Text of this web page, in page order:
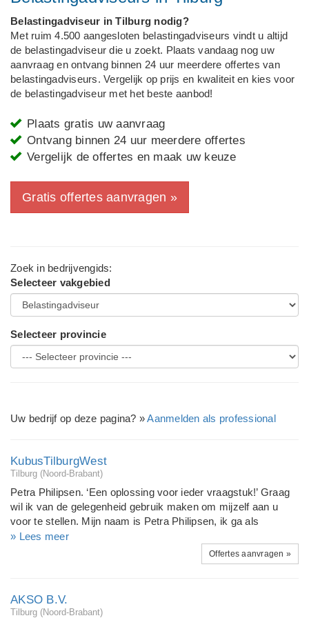
Belastingadviseur in Tilburg nodig?
Met ruim 4.500 aangesloten belastingadviseurs vindt u altijd
de belastingadviseur die u zoekt. Plaats vandaag nog uw
aanvraag en ontvang binnen 24 uur meerdere offertes van
belastingadviseurs. Vergelijk op prijs en kwaliteit en kies voor
de belastingadviseur met het beste aanbod!
Plaats gratis uw aanvraag
Ontvang binnen 24 uur meerdere offertes
Vergelijk de offertes en maak uw keuze
Gratis offertes aanvragen »
Zoek in bedrijvengids:
Selecteer vakgebied
Selecteer provincie
Uw bedrijf op deze pagina? »Aanmelden als professional
KubusTilburgWest
Tilburg (Noord-Brabant)
Petra Philipsen. ‘Een oplossing voor ieder vraagstuk!’ Graag
wil ik van de gelegenheid gebruik maken om mijzelf aan u
voor te stellen. Mijn naam is Petra Philipsen, ik ga als
eigenaar van Kubus Tilburg West aan de slag op
industrieterrein “Kraaiven” in Tilburg West. Na het succesvol
afronden van mijn administratieve opleidingen ben ik al ruim
lang heb ik gewerkt als boekhouder binnen het bedrijfsleven.
Dit heb ik al die jaren met veel plezier gedaan maar ik was toe
» Lees meer
Offertes aanvragen »
AKSO B.V.
Tilburg (Noord-Brabant)